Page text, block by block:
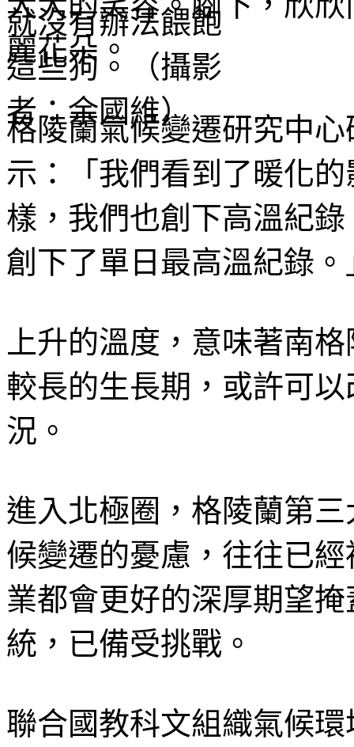
麗花朵。
格陵蘭氣候變遷研究中心
示：「我們看到了暖化
樣，我們也創下高溫紀
創下了單日最高溫紀錄。
上升的溫度，意味著南
較長的生長期，或許可
況。
進入北極圈，格陵蘭第
候變遷的憂慮，往往已
業都會更好的深厚期望
統，已備受挑戰。
聯合國教科文組織氣候環